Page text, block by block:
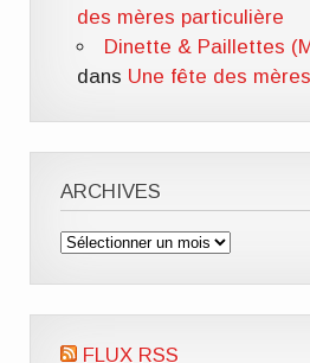
des mères particulière
Dinette & Paillettes
dans Une fête des
ARCHIVES
Archives
FLUX RSS